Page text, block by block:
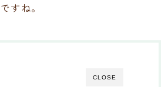
すね。
CLOSE